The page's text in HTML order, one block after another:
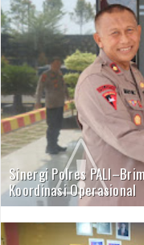
Sinergi Polres
Koordinasi Operasional